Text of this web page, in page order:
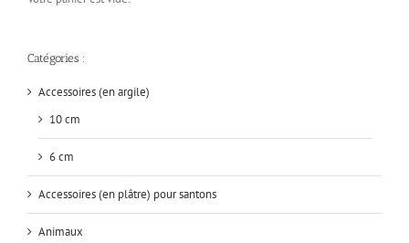
Catégories :
Accessoires (en argile)
10 cm
6 cm
Accessoires (en plâtre) pour santons
Animaux